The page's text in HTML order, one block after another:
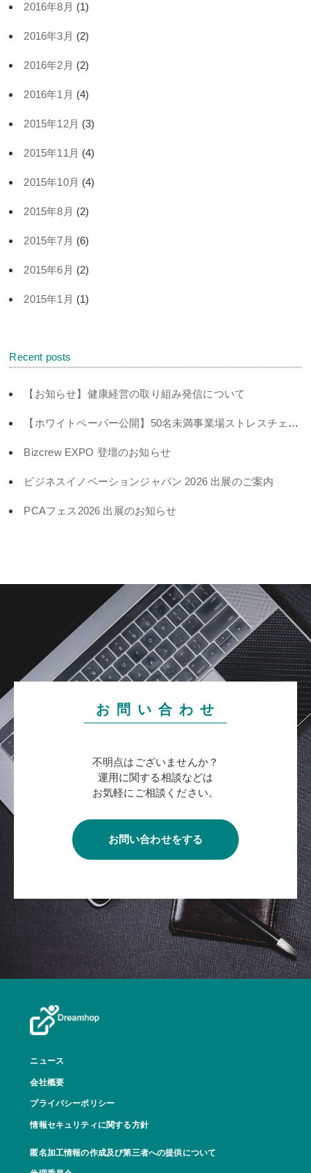
2016年8月 (1)
2016年3月 (2)
2016年2月 (2)
2016年1月 (4)
2015年12月 (3)
2015年11月 (4)
2015年10月 (4)
2015年8月 (2)
2015年7月 (6)
2015年6月 (2)
2015年1月 (1)
Recent posts
【お知らせ】健康経営の取り組み発信について
【ホワイトペーパー公開】50名未満事業場ストレスチェック義務化対策
Bizcrew EXPO 登壇のお知らせ
ビジネスイノベーションジャパン 2026 出展のご案内
PCAフェス2026 出展のお知らせ
お 問 い 合 わ せ
不明点はございませんか？
運用に関する相談などは
お気軽にご相談ください。
お問い合わせをする
ニュース
会社概要
プライバシーポリシー
情報セキュリティに関する方針
匿名加工情報の作成及び第三者への提供について